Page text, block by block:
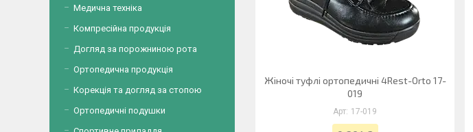
Жіночі туфлі ортопедичні 4Rest-Orto 17-
019
17-019
Медична техніка
Компресійна продукція
Догляд за порожниною рота
Ортопедична продукція
Корекція та догляд за стопою
Ортопедичні подушки